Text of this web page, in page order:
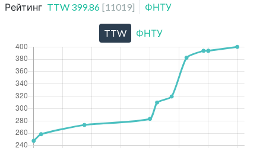
Рейтинг TTW 399.86 [11019] ФНТУ
TTW ФНТУ